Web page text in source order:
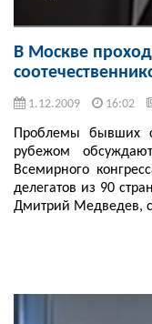
В Москве
1.12.2009 16:02
Проблемы бывших
рубежом
Всемирного
делегатов из 90
Дмитрий Медведев,